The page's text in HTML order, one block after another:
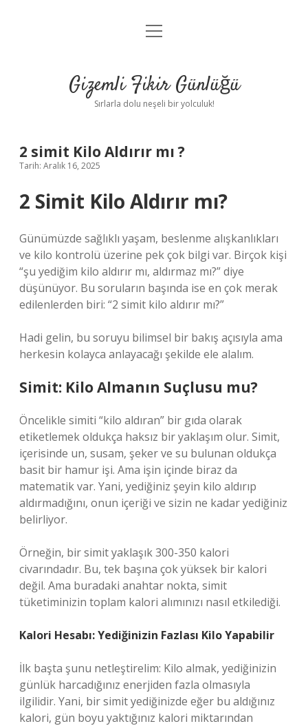
Anasayfa
Yasal Uyarı
menüyü
Gizemli Fikir Günlüğü
Sırlarla dolu neşeli bir yolculuk!
2 simit Kilo Aldırır mı ?
Tarih: Aralık 16, 2025
2 Simit Kilo Aldırır mı?
Günümüzde sağlıklı yaşam, beslenme alışkanlıkları
ve kilo kontrolü üzerine pek çok bilgi var. Birçok kişi
“şu yediğim kilo aldırır mı, aldırmaz mı?” diye
düşünüyor. Bu soruların başında ise en çok merak
edilenlerden biri: “2 simit kilo aldırır mı?”
Hadi gelin, bu soruyu bilimsel bir bakış açısıyla ama
herkesin kolayca anlayacağı şekilde ele alalım.
Simit: Kilo Almanın Suçlusu mu?
Öncelikle simiti “kilo aldıran” bir gıda olarak
etiketlemek oldukça haksız bir yaklaşım olur. Simit,
içerisinde un, susam, şeker ve su bulunan oldukça
basit bir hamur işi. Ama işin içinde biraz da
matematik var. Yani, yediğiniz şeyin kilo aldırıp
aldırmadığını, onun içeriği ve sizin ne kadar yediğiniz
belirliyor.
Örneğin, bir simit yaklaşık 300-350 kalori
civarındadır. Bu, tek başına çok yüksek bir kalori
değil. Ama buradaki anahtar nokta, simit
tüketiminizin toplam kalori alımınızı nasıl etkilediği.
Kalori Hesabı: Yediğinizin Fazlası Kilo Yapabilir
İlk başta şunu netleştirelim: Kilo almak, yediğinizin
günlük harcadığınız enerjiden fazla olmasıyla
ilgilidir. Yani, bir simit yediğinizde eğer bu aldığınız
kalori, gün boyu yaktığınız kalori miktarından